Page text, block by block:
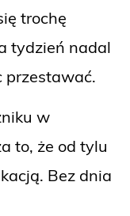
trochę
tydzień nadal
przestawać.
w
to, że od tylu
Bez dnia